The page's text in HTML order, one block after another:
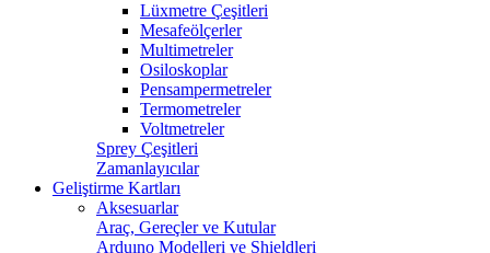
Lüxmetre Çeşitleri
Mesafeölçerler
Multimetreler
Osiloskoplar
Pensampermetreler
Termometreler
Voltmetreler
Sprey Çeşitleri
Zamanlayıcılar
Geliştirme Kartları
Aksesuarlar
Araç, Gereçler ve Kutular
Arduıno Modelleri ve Shieldleri